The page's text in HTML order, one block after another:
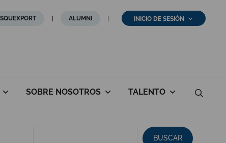
ALUMNI INICIO DE SESIÓN
SOBRE NOSOTROS TALENTO
BUSCAR